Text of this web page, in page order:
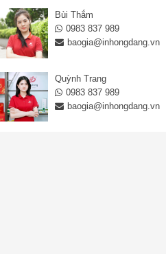
Bùi Thắm
0983 837 989
baogia@inhongdang.vn
Quỳnh Trang
0983 837 989
baogia@inhongdang.vn